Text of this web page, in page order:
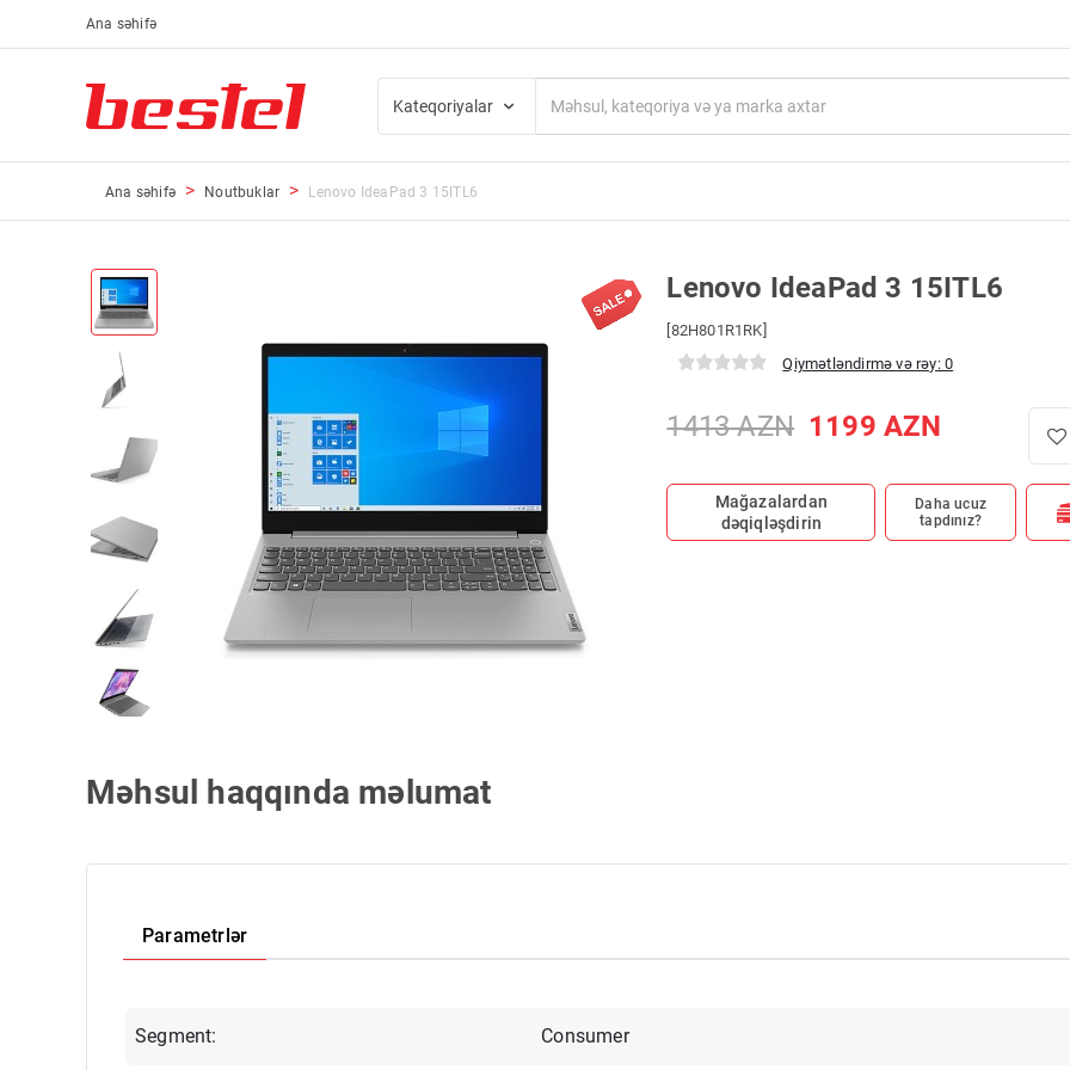
Ana səhifə
Kateqoriyalar
Ana səhifə Noutbuklar Lenovo IdeaPad 3 15ITL6
Lenovo IdeaPad 3 15ITL6
[82H801R1RK]
Qiymətləndirmə və rəy: 0
1413AZN 1199 AZN
Mağazalardan
dəqiqləşdirin
Daha ucuz
tapdınız?
Məhsul haqqında məlumat
Parametrlər
Segment: Consumer